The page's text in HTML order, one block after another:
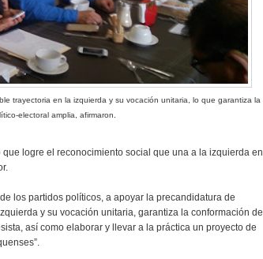
trayectoria en la izquierda y su vocación unitaria, lo que garantiza la
electoral amplia, afirmaron.
logre el reconocimiento social que una a la izquierda en
los partidos políticos, a apoyar la precandidatura de
y su vocación unitaria, garantiza la conformación de
así como elaborar y llevar a la práctica un proyecto de